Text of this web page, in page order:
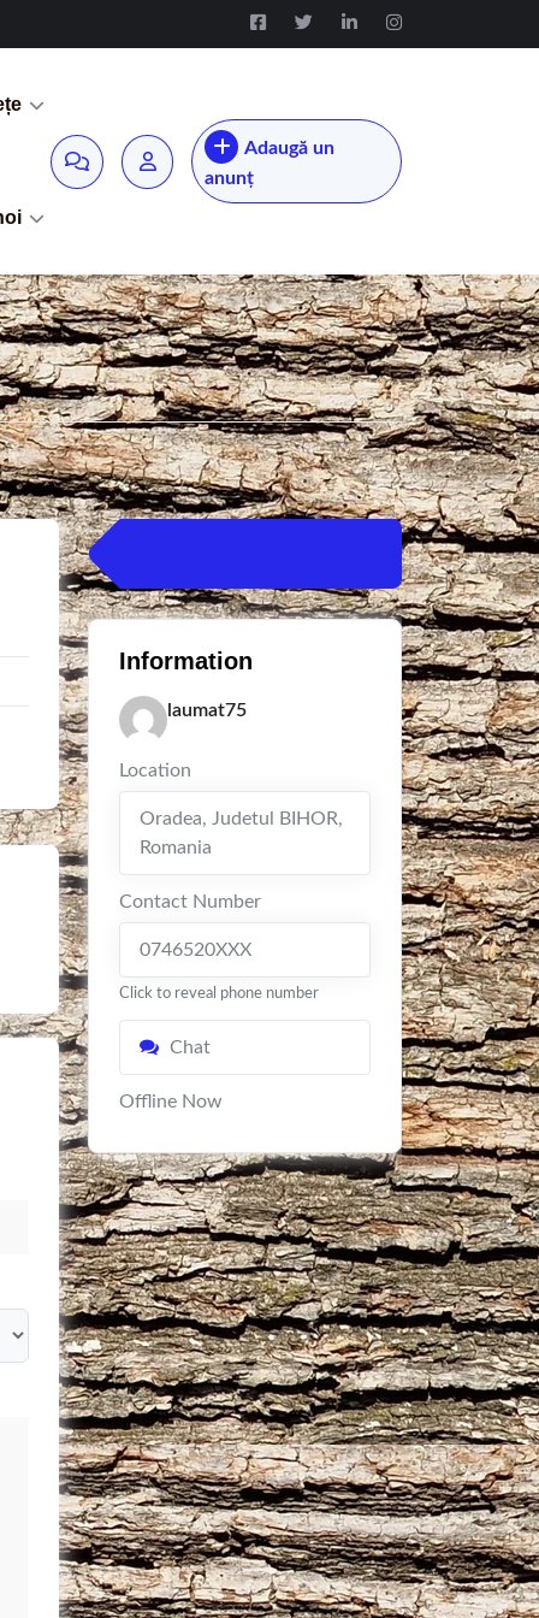
Adaugă un
anunț
Information
laumat75
Location
Oradea, Judetul BIHOR,
Romania
Contact Number
0746520XXX
Click to reveal phone number
Chat
Offline Now